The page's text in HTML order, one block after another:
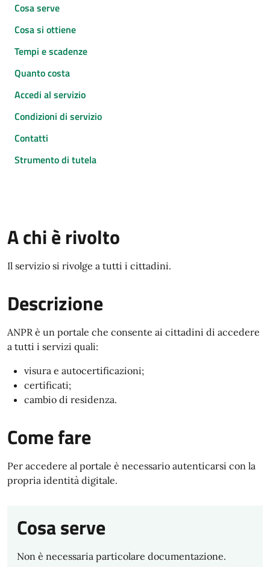
Cosa serve
Cosa si ottiene
Tempi e scadenze
Quanto costa
Accedi al servizio
Condizioni di servizio
Contatti
Strumento di tutela
A chi è rivolto
Il servizio si rivolge a tutti i cittadini.
Descrizione
ANPR è un portale che consente ai cittadini di accedere
a tutti i servizi quali:
visura e autocertificazioni;
certificati;
cambio di residenza.
Come fare
Per accedere al portale è necessario autenticarsi con la
propria identità digitale.
Cosa serve
Non è necessaria particolare documentazione.